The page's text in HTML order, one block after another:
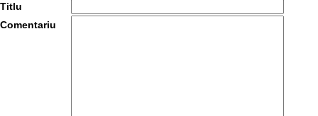
Titlu
Comentariu